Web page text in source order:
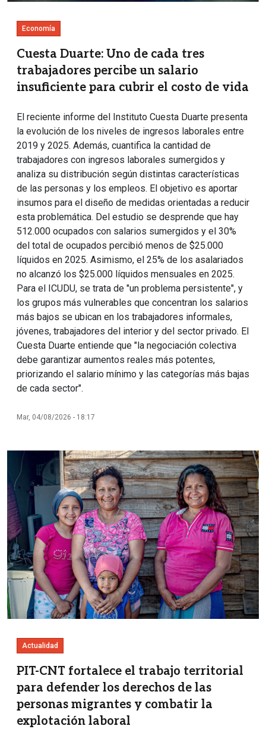
Economía
Cuesta Duarte: Uno de cada tres
trabajadores percibe un salario
insuficiente para cubrir el costo de vida
El reciente informe del Instituto Cuesta Duarte presenta
la evolución de los niveles de ingresos laborales entre
2019 y 2025. Además, cuantifica la cantidad de
trabajadores con ingresos laborales sumergidos y
analiza su distribución según distintas características
de las personas y los empleos. El objetivo es aportar
insumos para el diseño de medidas orientadas a reducir
esta problemática. Del estudio se desprende que hay
512.000 ocupados con salarios sumergidos y el 30%
del total de ocupados percibió menos de $25.000
líquidos en 2025. Asimismo, el 25% de los asalariados
no alcanzó los $25.000 líquidos mensuales en 2025.
Para el ICUDU, se trata de "un problema persistente", y
los grupos más vulnerables que concentran los salarios
más bajos se ubican en los trabajadores informales,
jóvenes, trabajadores del interior y del sector privado. El
Cuesta Duarte entiende que "la negociación colectiva
debe garantizar aumentos reales más potentes,
priorizando el salario mínimo y las categorías más bajas
de cada sector".
Mar, 04/08/2026 - 18:17
Imagen
Actualidad
PIT-CNT fortalece el trabajo territorial
para defender los derechos de las
personas migrantes y combatir la
explotación laboral